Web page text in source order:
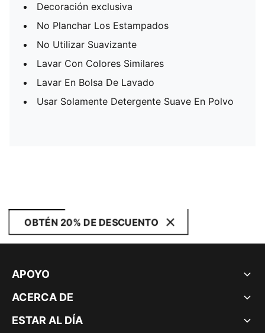
Decoración exclusiva
No Planchar Los Estampados
No Utilizar Suavizante
Lavar Con Colores Similares
Lavar En Bolsa De Lavado
Usar Solamente Detergente Suave En Polvo
OBTÉN 20% DE DESCUENTO
APOYO
ACERCA DE
ESTAR AL DÍA